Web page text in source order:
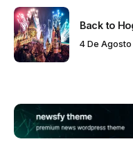
Back to
4 De